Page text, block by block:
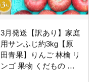
3月発送【訳あり】家庭
用サンふじ約3kg【原
田青果】りんご 林檎 リ
ンゴ 果物 くだもの フ